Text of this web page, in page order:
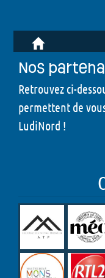
Nos
Retrouvez ci-
permettent de
LudiNord !